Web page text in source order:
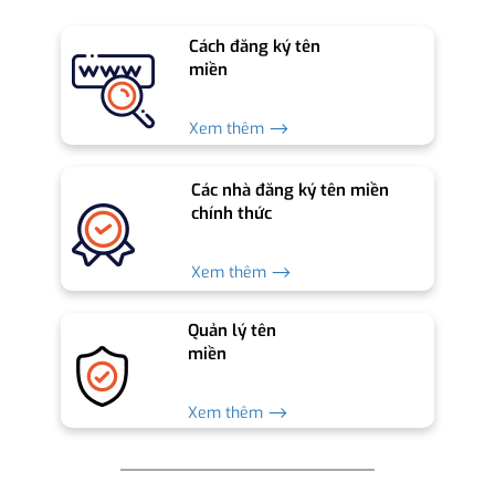
Cách đăng ký tên
miền
Xem thêm ⟶
Các nhà đăng ký tên miền
chính thức
Xem thêm ⟶
Quản lý tên
miền
Xem thêm ⟶